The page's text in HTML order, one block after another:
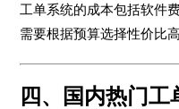
工单系统的成本包括软件
需要根据预算选择性价比
四、国内热门